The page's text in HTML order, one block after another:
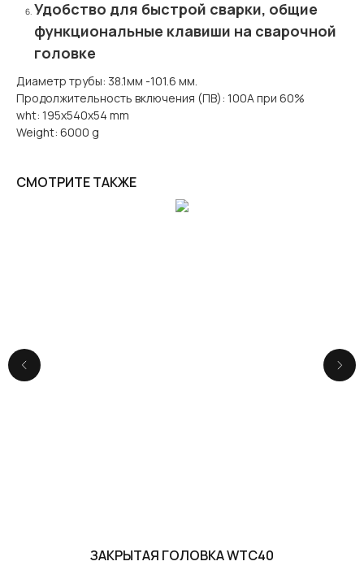
Удобство для быстрой сварки, общие
функциональные клавиши на сварочной
головке
Диаметр трубы: 38.1мм -101.6 мм.
Продолжительность включения (ПВ): 100А при 60%
wht: 195x540x54 mm
Weight: 6000 g
СМОТРИТЕ ТАКЖЕ
ЗАКРЫТАЯ ГОЛОВКА WTC40